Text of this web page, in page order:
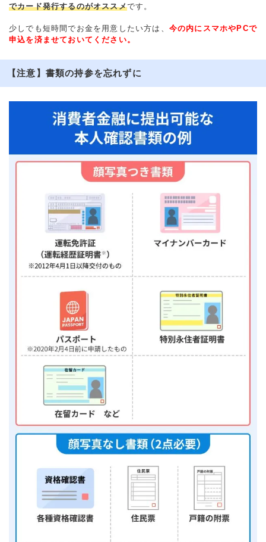
でカード発行するのがオススメです。
少しでも短時間でお金を用意したい方は、 今の内にスマホやPCで
申込を済ませておいてください。
【注意】書類の持参を忘れずに